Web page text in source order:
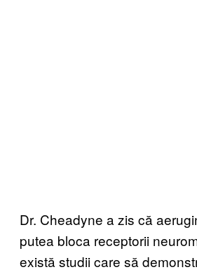
Dr. Cheadyne a zis că
putea bloca receptorii
există studii care să